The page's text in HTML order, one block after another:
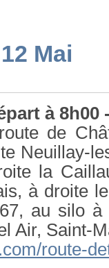
Mai
à 8h00
de
Neuillay-
la
à droite
au silo
Air, Saint-
route-